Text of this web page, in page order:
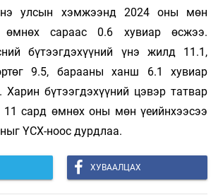
улсын хэмжээнд 2024 оны мөн
өмнөх сараас 0.6 хувиар өсжээ.
бүтээгдэхүүний үнэ жилд 11.1,
9.5, барааны ханш 6.1 хувиар
Харин бүтээгдэхүүний цэвэр татвар
сард өмнөх оны мөн үеийнхээсээ
ҮСХ-ноос дурдлаа.
ХУВААЛЦАХ